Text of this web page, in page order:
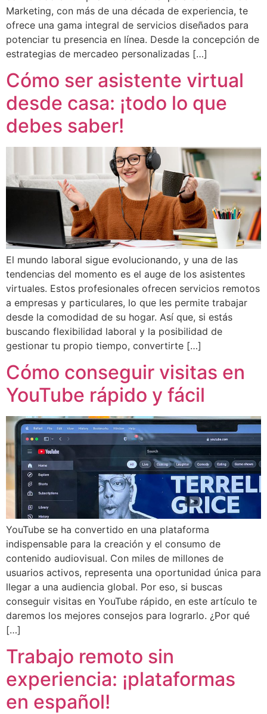
Marketing, con más de una década de experiencia, te
ofrece una gama integral de servicios diseñados para
potenciar tu presencia en línea. Desde la concepción de
estrategias de mercadeo personalizadas […]
Cómo ser asistente virtual
desde casa: ¡todo lo que
debes saber!
El mundo laboral sigue evolucionando, y una de las
tendencias del momento es el auge de los asistentes
virtuales. Estos profesionales ofrecen servicios remotos
a empresas y particulares, lo que les permite trabajar
desde la comodidad de su hogar. Así que, si estás
buscando flexibilidad laboral y la posibilidad de
gestionar tu propio tiempo, convertirte […]
Cómo conseguir visitas en
YouTube rápido y fácil
YouTube se ha convertido en una plataforma
indispensable para la creación y el consumo de
contenido audiovisual. Con miles de millones de
usuarios activos, representa una oportunidad única para
llegar a una audiencia global. Por eso, si buscas
conseguir visitas en YouTube rápido, en este artículo te
daremos los mejores consejos para lograrlo. ¿Por qué
[…]
Trabajo remoto sin
experiencia: ¡plataformas
en español!